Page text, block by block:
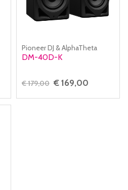
Pioneer DJ & AlphaTheta
DM-40D-K
€ 179,00 € 169,00